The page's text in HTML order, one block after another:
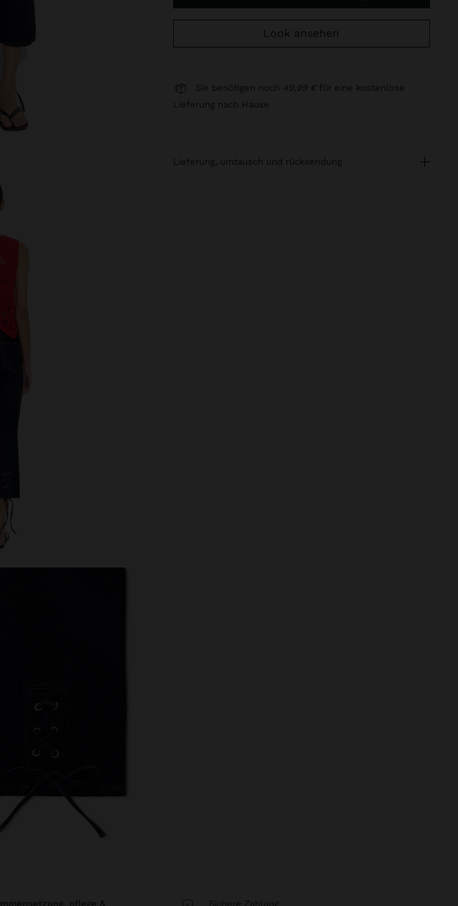
Look ansehen
Sie benötigen noch 49,99 €
für eine kostenlose
Lieferung nach Hause
lieferung, umtausch und rücksendung
Sichere Zahlung